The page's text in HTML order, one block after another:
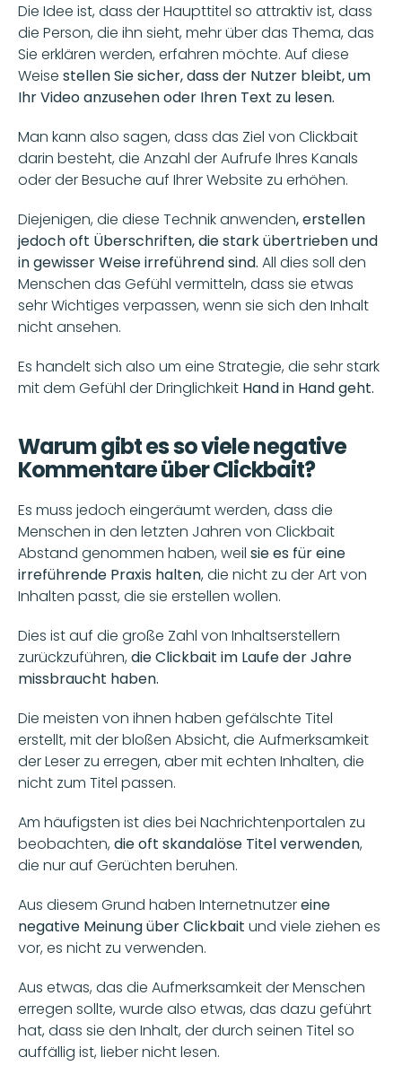
Die Idee ist, dass der Haupttitel so attraktiv ist, dass
die Person, die ihn sieht, mehr über das Thema, das
Sie erklären werden, erfahren möchte. Auf diese
Weise stellen Sie sicher, dass der Nutzer bleibt, um
Ihr Video anzusehen oder Ihren Text zu lesen.
Man kann also sagen, dass das Ziel von Clickbait
darin besteht, die Anzahl der Aufrufe Ihres Kanals
oder der Besuche auf Ihrer Website zu erhöhen.
Diejenigen, die diese Technik anwenden, erstellen
jedoch oft Überschriften, die stark übertrieben und
in gewisser Weise irreführend sind. All dies soll den
Menschen das Gefühl vermitteln, dass sie etwas
sehr Wichtiges verpassen, wenn sie sich den Inhalt
nicht ansehen.
Es handelt sich also um eine Strategie, die sehr stark
mit dem Gefühl der Dringlichkeit Hand in Hand geht.
Warum gibt es so viele negative
Kommentare über Clickbait?
Es muss jedoch eingeräumt werden, dass die
Menschen in den letzten Jahren von Clickbait
Abstand genommen haben, weil sie es für eine
irreführende Praxis halten, die nicht zu der Art von
Inhalten passt, die sie erstellen wollen.
Dies ist auf die große Zahl von Inhaltserstellern
zurückzuführen, die Clickbait im Laufe der Jahre
missbraucht haben.
Die meisten von ihnen haben gefälschte Titel
erstellt, mit der bloßen Absicht, die Aufmerksamkeit
der Leser zu erregen, aber mit echten Inhalten, die
nicht zum Titel passen.
Am häufigsten ist dies bei Nachrichtenportalen zu
beobachten, die oft skandalöse Titel verwenden,
die nur auf Gerüchten beruhen.
Aus diesem Grund haben Internetnutzer eine
negative Meinung über Clickbait und viele ziehen es
vor, es nicht zu verwenden.
Aus etwas, das die Aufmerksamkeit der Menschen
erregen sollte, wurde also etwas, das dazu geführt
hat, dass sie den Inhalt, der durch seinen Titel so
auffällig ist, lieber nicht lesen.